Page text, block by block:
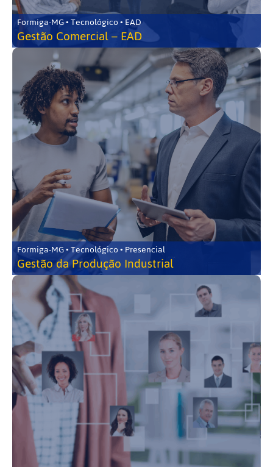
Formiga-MG • Tecnológico • EAD
Gestão Comercial – EAD
Formiga-MG • Tecnológico • Presencial
Gestão da Produção Industrial